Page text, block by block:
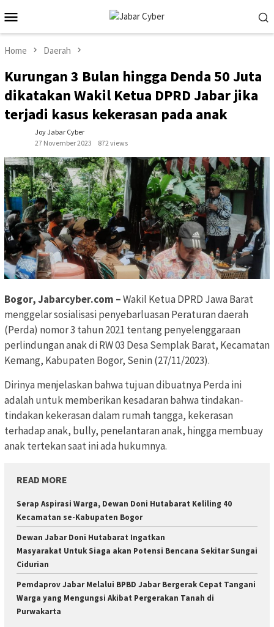
to
contentMenu
Home Daerah
Kurungan 3 Bulan hingga Denda 50 Juta
dikatakan Wakil Ketua DPRD Jabar jika
terjadi kasus kekerasan pada anak
Joy Jabar Cyber
27 November 2023
872 views
Bogor, Jabarcyber.com –Wakil Ketua DPRD Jawa Barat
menggelar sosialisasi penyebarluasan Peraturan daerah
(Perda) nomor 3 tahun 2021 tentang penyelenggaraan
perlindungan anak di RW 03 Desa Semplak Barat, Kecamatan
Kemang, Kabupaten Bogor, Senin (27/11/2023).
Dirinya menjelaskan bahwa tujuan dibuatnya Perda ini
adalah untuk memberikan kesadaran bahwa tindakan-
tindakan kekerasan dalam rumah tangga, kekerasan
terhadap anak, bully, penelantaran anak, hingga membuay
anak tertekan saat ini ada hukumnya.
READ MORE
Serap Aspirasi Warga, Dewan Doni Hutabarat Keliling 40
Kecamatan se-Kabupaten Bogor
Dewan Jabar Doni Hutabarat Ingatkan
Masyarakat Untuk Siaga akan Potensi Bencana Sekitar Sungai
Cidurian
Pemdaprov Jabar Melalui BPBD Jabar Bergerak Cepat Tangani
Warga yang Mengungsi Akibat Pergerakan Tanah di
Purwakarta